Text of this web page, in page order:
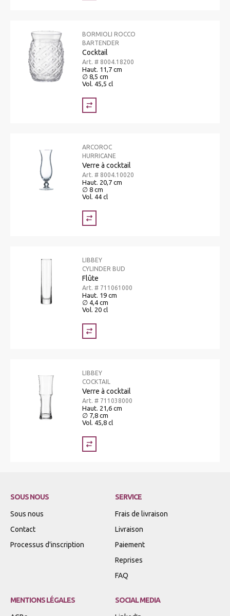
BORMIOLI ROCCO
BARTENDER
Cocktail
Art. # 8004.18200
Haut. 11,7 cm
∅ 8,5 cm
Vol. 45,5 cl
ARCOROC
HURRICANE
Verre à cocktail
Art. # 8004.10020
Haut. 20,7 cm
∅ 8 cm
Vol. 44 cl
LIBBEY
CYLINDER BUD
Flûte
Art. # 711061000
Haut. 19 cm
∅ 4,4 cm
Vol. 20 cl
LIBBEY
COCKTAIL
Verre à cocktail
Art. # 711038000
Haut. 21,6 cm
∅ 7,8 cm
Vol. 45,8 cl
SOUS NOUS
Sous nous
Contact
Processus d'inscription
SERVICE
Frais de livraison
Livraison
Paiement
Reprises
FAQ
MENTIONS LÉGALES SOCIAL MEDIA